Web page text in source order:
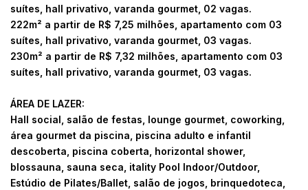
suítes, hall privativo, varanda gourmet, 02 vagas.
222m² a partir de R$ 7,25 milhões, apartamento com 03
suítes, hall privativo, varanda gourmet, 03 vagas.
230m² a partir de R$ 7,32 milhões, apartamento com 03
suítes, hall privativo, varanda gourmet, 03 vagas.
ÁREA DE LAZER:
Hall social, salão de festas, lounge gourmet, coworking,
área gourmet da piscina, piscina adulto e infantil
descoberta, piscina coberta, horizontal shower,
blossauna, sauna seca, itality Pool Indoor/Outdoor,
Estúdio de Pilates/Ballet, salão de jogos, brinquedoteca,